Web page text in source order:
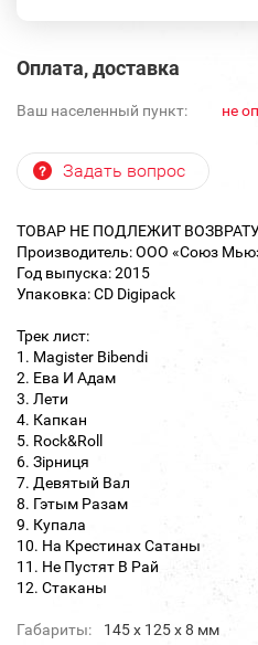
Оплата, доставка
Ваш населенный пункт: не
Задать вопрос
ТОВАР НЕ ПОДЛЕЖИТ
Производитель: ООО «Союз
Год выпуска: 2015
Упаковка: CD Digipack
Трек лист:
1. Magister Bibendi
2. Ева И Адам
3. Лети
4. Капкан
5. Rock&Roll
6. Зiрниця
7. Девятый Вал
8. Гэтым Разам
9. Купала
10. На Крестинах Сатаны
11. Не Пустят В Рай
12. Стаканы
Габариты: 145 х 125 х 8 мм